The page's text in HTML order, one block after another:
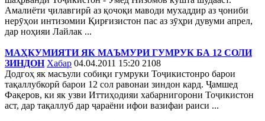
Амалиёти ҷилавгирӣ аз қочоқи маводи мухаддир аз ҷониби
нерӯҳои интизомии Қирғизистон пас аз зӯҳри дувуми апрел,
дар ноҳияи Лайлак ...
МАҲКУМИЯТИ ЯК МАЪМУРИ ГУМРУК БА 12 СОЛИ
ЗИНДОН Хабар 04.04.2011 15:20 2108
Додгоҳ як масъули собиқи гумруки Тоҷикистонро барои
тақаллубкорӣ барои 12 сол равонаи зиндон кард. Ҷамшед
Фақеров, ки як узви Иттиҳодияи хабарнигорони Тоҷикистон
аст, дар тақаллуб дар ҷараёни ифои вазифаи раиси ...